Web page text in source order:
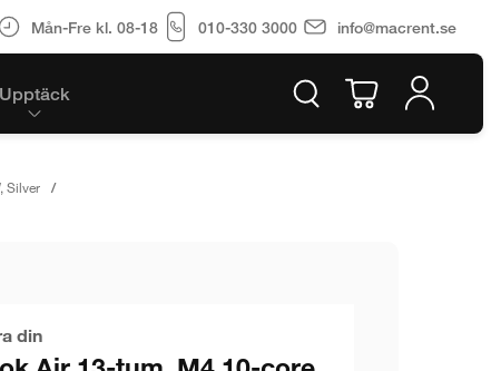
Mån-Fre kl. 08-18 010-330 3000 info@macrent.se
Upptäck
Silver
din